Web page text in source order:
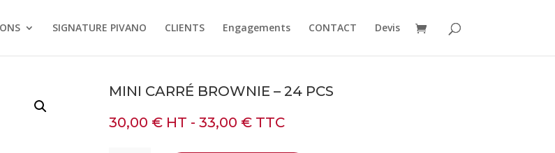
SIGNATURE PIVANO CLIENTS Engagements CONTACT Devis
MINI CARRÉ BROWNIE – 24 PCS
30,00 € HT -33,00 € TTC